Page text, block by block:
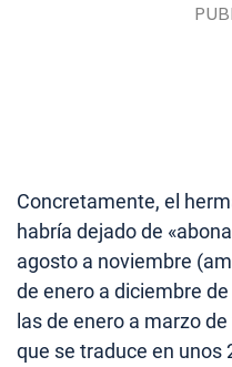
Concretamente, el
habría dejado de
agosto a noviembre
de enero a diciembre
las de enero a marzo
que se traduce en unos